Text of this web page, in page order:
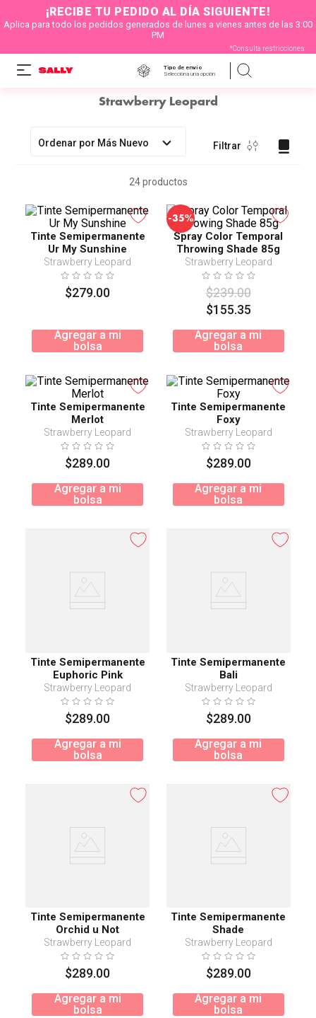
¡RECIBE TU PEDIDO AL DÍA SIGUIENTE!
Aplica para todo los pedidos generados de lunes a vienes antes de las 3:00
PM
*Consulta restricciones
Tipo de envío
Selecciona una opción
Strawberry Leopard
Ordenar por Más Nuevo Filtrar
24productos
Tinte Semipermanente
Ur My Sunshine
Strawberry Leopard
$279.00
Agregar a mi
bolsa
-35%
Spray Color Temporal
Throwing Shade 85g
Strawberry Leopard
$239.00
$155.35
Agregar a mi
bolsa
Tinte Semipermanente
Merlot
Strawberry Leopard
$289.00
Agregar a mi
bolsa
Tinte Semipermanente
Foxy
Strawberry Leopard
$289.00
Agregar a mi
bolsa
Tinte Semipermanente
Euphoric Pink
Strawberry Leopard
$289.00
Agregar a mi
bolsa
Tinte Semipermanente
Bali
Strawberry Leopard
$289.00
Agregar a mi
bolsa
Tinte Semipermanente
Orchid u Not
Strawberry Leopard
$289.00
Agregar a mi
bolsa
Tinte Semipermanente
Shade
Strawberry Leopard
$289.00
Agregar a mi
bolsa